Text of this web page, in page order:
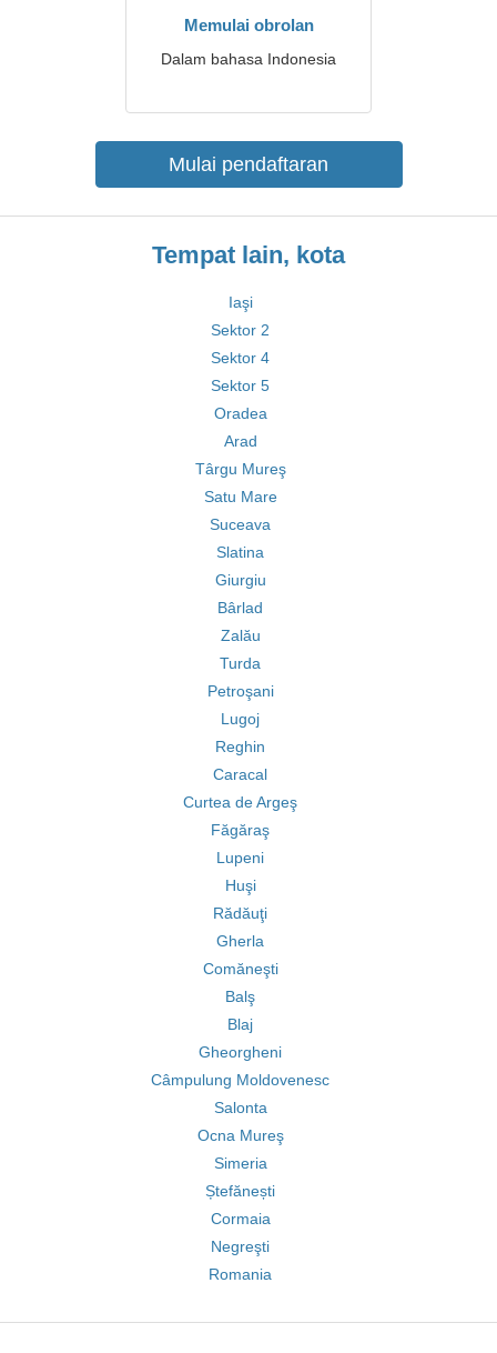
Memulai obrolan
Dalam bahasa Indonesia
Mulai pendaftaran
Tempat lain, kota
Iaşi
Sektor 2
Sektor 4
Sektor 5
Oradea
Arad
Târgu Mureş
Satu Mare
Suceava
Slatina
Giurgiu
Bârlad
Zalău
Turda
Petroşani
Lugoj
Reghin
Caracal
Curtea de Argeş
Făgăraş
Lupeni
Huşi
Rădăuţi
Gherla
Comăneşti
Balş
Blaj
Gheorgheni
Câmpulung Moldovenesc
Salonta
Ocna Mureş
Simeria
Ștefănești
Cormaia
Negreşti
Romania